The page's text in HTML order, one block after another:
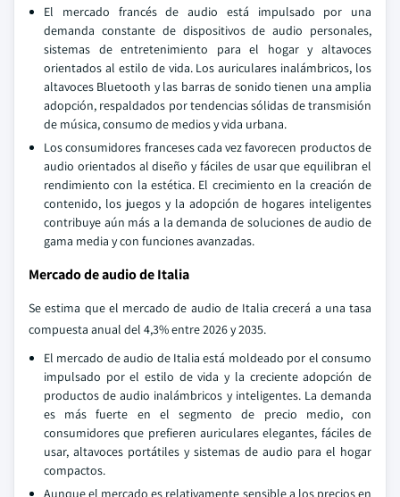
El mercado francés de audio está impulsado por una
demanda constante de dispositivos de audio personales,
sistemas de entretenimiento para el hogar y altavoces
orientados al estilo de vida. Los auriculares inalámbricos, los
altavoces Bluetooth y las barras de sonido tienen una amplia
adopción, respaldados por tendencias sólidas de transmisión
de música, consumo de medios y vida urbana.
Los consumidores franceses cada vez favorecen productos de
audio orientados al diseño y fáciles de usar que equilibran el
rendimiento con la estética. El crecimiento en la creación de
contenido, los juegos y la adopción de hogares inteligentes
contribuye aún más a la demanda de soluciones de audio de
gama media y con funciones avanzadas.
Mercado de audio de Italia
Se estima que el mercado de audio de Italia crecerá a una tasa
compuesta anual del 4,3% entre 2026 y 2035.
El mercado de audio de Italia está moldeado por el consumo
impulsado por el estilo de vida y la creciente adopción de
productos de audio inalámbricos y inteligentes. La demanda
es más fuerte en el segmento de precio medio, con
consumidores que prefieren auriculares elegantes, fáciles de
usar, altavoces portátiles y sistemas de audio para el hogar
compactos.
Aunque el mercado es relativamente sensible a los precios en